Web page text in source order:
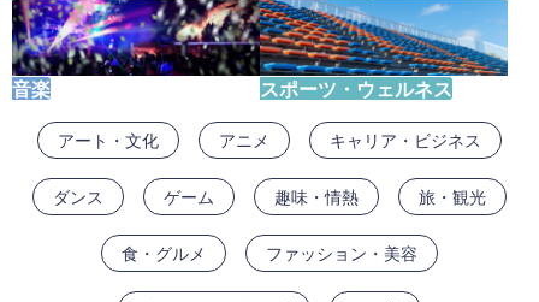
音楽 スポーツ・ウェルネス
アート・文化 アニメ キャリア・ビジネス
ダンス ゲーム 趣味・情熱 旅・観光
食・グルメ ファッション・美容